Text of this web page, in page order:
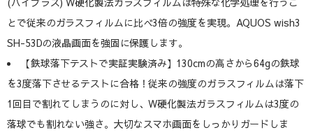
とで従来のガラスフィルムに比べ3倍の強度を実現。AQUOS wish3
SH-53Dの液晶画面を強固に保護します。
【鉄球落下テストで実証実験済み】130cmの高さから64gの鉄球
を3度落下させるテストに合格！従来の強度のガラスフィルムは落下
1回目で割れてしまうのに対し、W硬化製法ガラスフィルムは3度の
落球でも割れない強さ。大切なスマホ画面をしっかりガードしま